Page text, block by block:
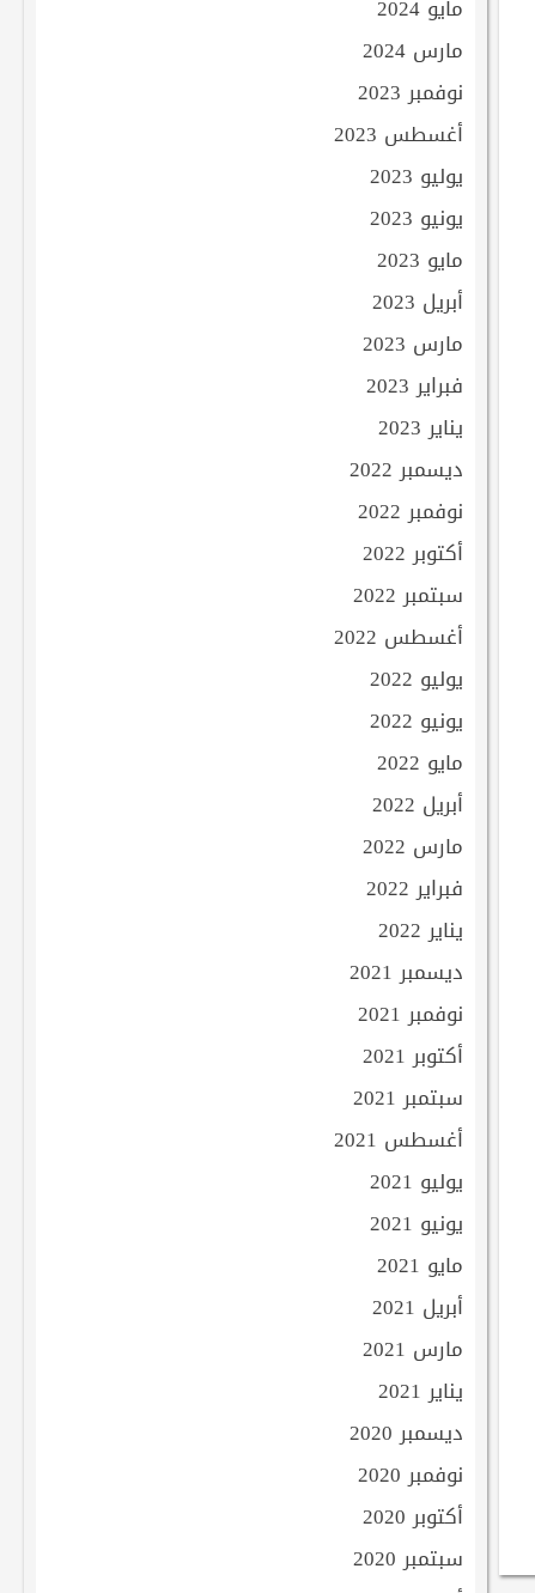
مايو 2024
مارس 2024
نوفمبر 2023
أغسطس 2023
يوليو 2023
يونيو 2023
مايو 2023
أبريل 2023
مارس 2023
فبراير 2023
يناير 2023
ديسمبر 2022
نوفمبر 2022
أكتوبر 2022
سبتمبر 2022
أغسطس 2022
يوليو 2022
يونيو 2022
مايو 2022
أبريل 2022
مارس 2022
فبراير 2022
يناير 2022
ديسمبر 2021
نوفمبر 2021
أكتوبر 2021
سبتمبر 2021
أغسطس 2021
يوليو 2021
يونيو 2021
مايو 2021
أبريل 2021
مارس 2021
يناير 2021
ديسمبر 2020
نوفمبر 2020
أكتوبر 2020
سبتمبر 2020